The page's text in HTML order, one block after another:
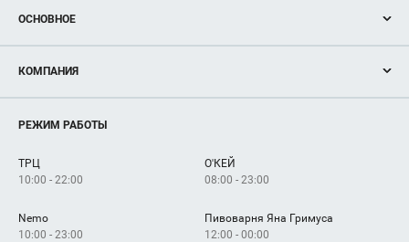
ОСНОВНОЕ
Новости
Магазины
Услуги
КОМПАНИЯ
Рекламодателям
Как добраться
РЕЖИМ РАБОТЫ
ТРЦ
10:00 - 22:00
О'КЕЙ
08:00 - 23:00
Nemo
10:00 - 23:00
Пивоварня Яна Гримуса
12:00 - 00:00